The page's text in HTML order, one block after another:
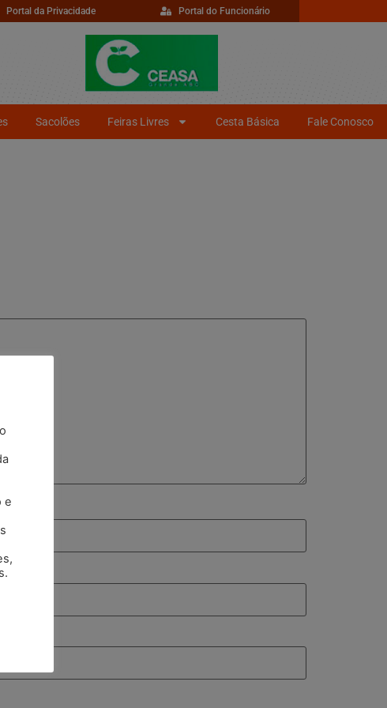
Portal da Privacidade Portal do Funcionário
Sacolões Feiras Livres Cesta Básica Fale Conosco
e